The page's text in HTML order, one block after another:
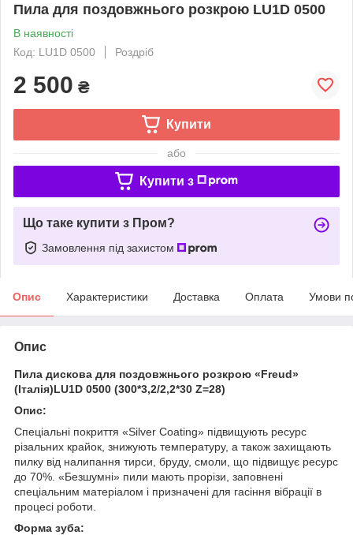
Пила для поздовжнього розкрою LU1D 0500
В наявності
Код: LU1D 0500
Роздріб
2 500 ₴
Купити
або
Купити з
Що таке купити з Пром?
Замовлення під захистом
Опис Характеристики Доставка Оплата Умови
Опис
Пила дискова для поздовжнього розкрою «Freud»
(Італія)LU1D 0500 (300*3,2/2,2*30 Z=28)
Опис:
Спеціальні покриття «Silver Coating» підвищують ресурс
різальних крайок, знижують температуру, а також захищають
пилку від налипання тирси, бруду, смоли, що підвищує ресурс
до 70%. «Безшумні» пили мають прорізи, заповнені
спеціальним матеріалом і призначені для гасіння вібрації в
процесі роботи.
Форма зуба: